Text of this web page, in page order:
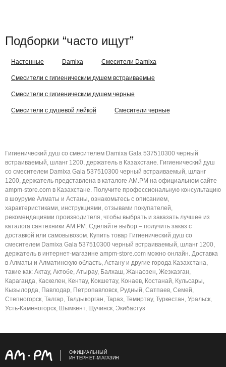
Подборки “часто ищут”
Настенные Damixa Смесители Damixa
Смесители с гигиеническим душем встраиваемые
Смесители с гигиеническим душем черные
Смесители с душевой лейкой Смесители черные
Гигиенический душ со смесителем Damixa Gala 537510300 черный
встраиваемый, шланг 1200, держатель в Казахстане. Гигиенический душ
со смесителем Damixa Gala 537510300 черный встраиваемый, шланг
1200, держатель представлена в каталоге AM.PM на официальном сайте
ampm-store.com в Казахстане. Получите профессиональную консультацию
в шоуруме Алматы и Астаны, ознакомьтесь с описанием,
характеристиками, инструкциями, отзывами покупателей,
рекомендациями производителя, чтобы выбрать и заказать лучшее из
каталога сантехники AM.PM. Сделайте выбор – получить заказ с
доставкой или самовывозом. Купить товар Гигиенический душ со
смесителем Damixa Gala 537510300 черный встраиваемый, шланг 1200,
держатель в интернет-магазине ampm-store.com можно онлайн. Доставка
в Алматы и Алматинскую область, Астану и другие города Казахстана,
такие как: Актау, Актобе, Атырау, Балхаш, Жанаозен, Жезказган,
Караганда, Каскелен, Кентау, Кокшетау, Конаев, Костанай, Кульсары,
Кызылорда, Павлодар, Петропавловск, Рудный, Сатпаев, Семей,
Степногорск, Талгар, Талдыкорган, Тараз, Темиртау, Туркестан, Уральск,
Усть-Каменогорск, Шымкент, Щучинск, Экибастуз
ОФИЦИАЛЬНЫЙ
ИНТЕРНЕТ-МАГАЗИН